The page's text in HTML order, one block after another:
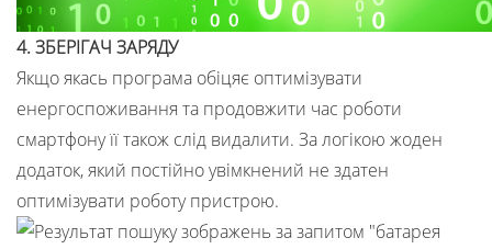
4. ЗБЕРІГАЧ ЗАРЯДУ
Якщо якась програма обіцяє оптимізувати
енергоспоживання та продовжити час роботи
смартфону її також слід видалити. За логікою жоден
додаток, який постійно увімкнений не здатен
оптимізувати роботу пристрою.